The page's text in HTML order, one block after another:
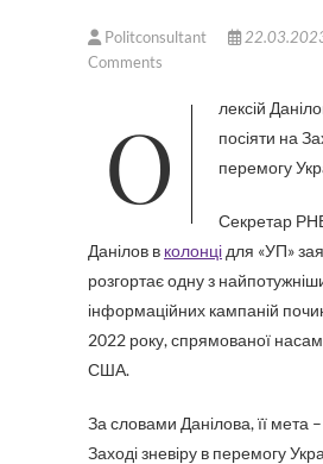
Politconsultant
Comments
Олексій Данілов: Її мета –
посіяти на
перемогу
Секретар
Данілов в колонці для «УП»
розгортає одну з
інформаційних кампаній
2022 року, спрямованої
США.
За словами Данілова, її мета
Заході зневіру в перемогу